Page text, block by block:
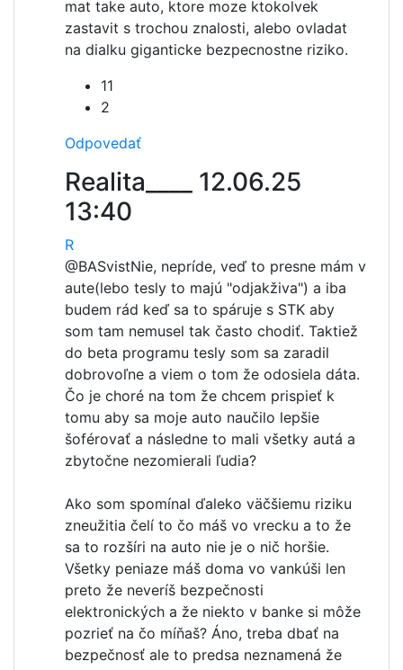
mat take auto, ktore moze ktokolvek
zastavit s trochou znalosti, alebo ovladat
na dialku giganticke bezpecnostne riziko.
11
2
Odpovedať
Realita____ 12.06.25
13:40
R
@BASvistNie, nepríde, veď to presne mám v
aute(lebo tesly to majú "odjakživa") a iba
budem rád keď sa to spáruje s STK aby
som tam nemusel tak často chodiť. Taktiež
do beta programu tesly som sa zaradil
dobrovoľne a viem o tom že odosiela dáta.
Čo je choré na tom že chcem prispieť k
tomu aby sa moje auto naučilo lepšie
šoférovať a následne to mali všetky autá a
zbytočne nezomierali ľudia?
Ako som spomínal ďaleko väčšiemu riziku
zneužitia čelí to čo máš vo vrecku a to že
sa to rozšíri na auto nie je o nič horšie.
Všetky peniaze máš doma vo vankúši len
preto že neveríš bezpečnosti
elektronických a že niekto v banke si môže
pozrieť na čo míňaš? Áno, treba dbať na
bezpečnosť ale to predsa neznamená že